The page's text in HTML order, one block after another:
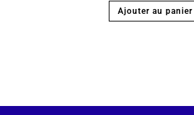
Ajouter au panier